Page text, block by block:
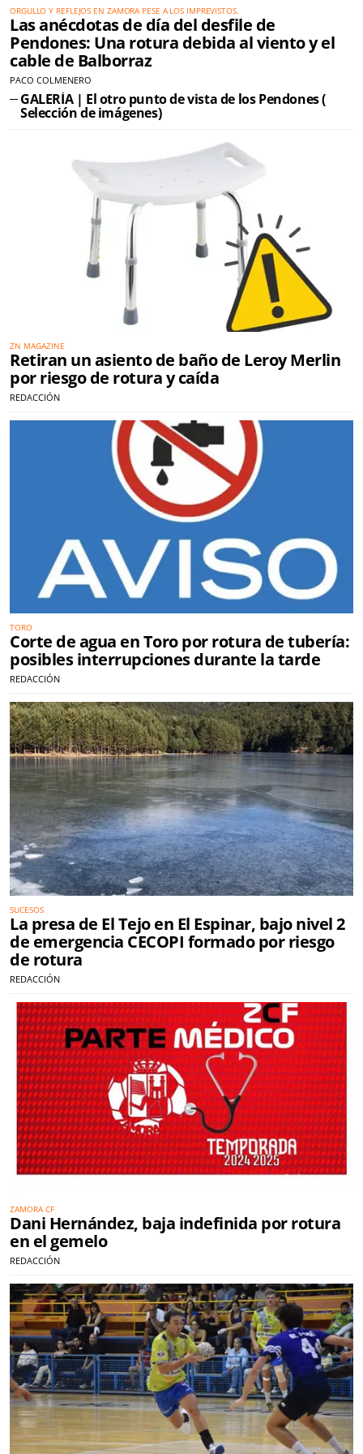
ORGULLO Y REFLEJOS EN ZAMORA PESE A LOS IMPREVISTOS.
Las anécdotas de día del desfile de
Pendones: Una rotura debida al viento y el
cable de Balborraz
PACO COLMENERO
GALERÍA | El otro punto de vista de los Pendones (
Selección de imágenes)
ZN MAGAZINE
Retiran un asiento de baño de Leroy Merlin
por riesgo de rotura y caída
REDACCIÓN
TORO
Corte de agua en Toro por rotura de tubería:
posibles interrupciones durante la tarde
REDACCIÓN
SUCESOS
La presa de El Tejo en El Espinar, bajo nivel 2
de emergencia CECOPI formado por riesgo
de rotura
REDACCIÓN
ZAMORA CF
Dani Hernández, baja indefinida por rotura
en el gemelo
REDACCIÓN